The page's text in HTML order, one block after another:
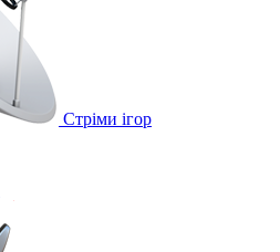
Стріми ігор